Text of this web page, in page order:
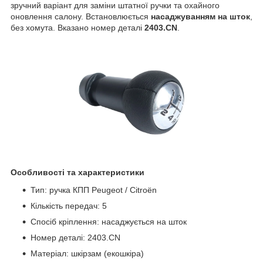
зручний варіант для заміни штатної ручки та охайного
оновлення салону. Встановлюється насаджуванням на шток,
без хомута. Вказано номер деталі 2403.CN.
Особливості та характеристики
Тип: ручка КПП Peugeot / Citroën
Кількість передач: 5
Спосіб кріплення: насаджується на шток
Номер деталі: 2403.CN
Матеріал: шкірзам (екошкіра)